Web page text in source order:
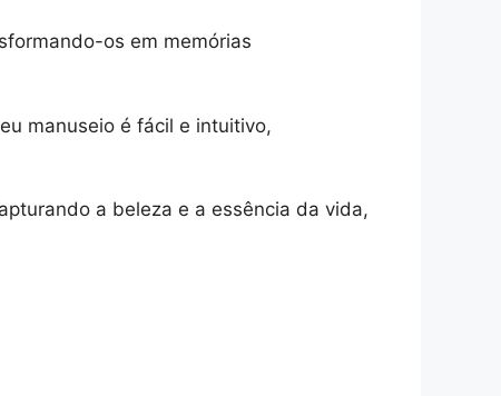
os em memórias
manuseio é fácil e intuitivo,
a beleza e a essência da vida,